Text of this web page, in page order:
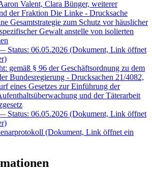
Valent, Clara Bünger, weiterer
der Fraktion Die Linke - Drucksache
Gesamtstrategie zum Schutz vor häuslicher
Gewalt anstelle von isolierten
Status: 06.05.2026 (Dokument, Link öffnet
gemäß § 96 der Geschäftsordnung zu dem
Bundesregierung - Drucksachen 21/4082,
eines Gesetzes zur Einführung der
und der Täterarbeit
Status: 06.05.2026 (Dokument, Link öffnet
(Dokument, Link öffnet ein